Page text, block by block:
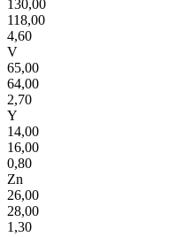
130,00
118,00
4,60
V
65,00
64,00
2,70
Y
14,00
16,00
0,80
Zn
26,00
28,00
1,30